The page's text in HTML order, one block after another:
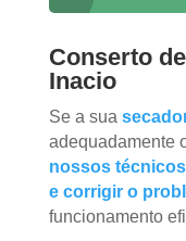
Conserto
Inacio
Se a sua
adequadamente
nossos
e corrigir o
funcionamento